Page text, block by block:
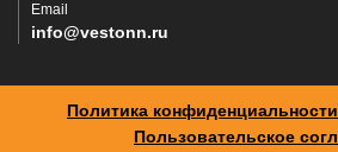
Email
info@vestonn.ru
Политика конфиденциальности
Пользовательское